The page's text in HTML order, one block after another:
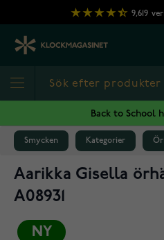
Hoppa till innehållet
9,619
Back to School
Smycken Kategorier
Aarikka Gisella
A08931
NY